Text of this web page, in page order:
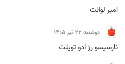
امبر لوانت
دوشنبه 22 تیر 1405
نارسیسو رژ ادو تویلت